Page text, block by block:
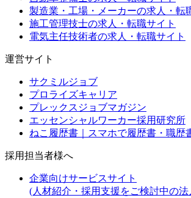
製造業・工場・メーカーの求人・転
施工管理技士の求人・転職サイト
電気主任技術者の求人・転職サイト
運営サイト
サクミルジョブ
プロライズキャリア
プレックスジョブマガジン
エッセンシャルワーカー採用研究所
ねこ履歴書｜スマホで履歴書・職歴
採用担当者様へ
企業向けサービスサイト
(人材紹介・採用支援をご検討中の